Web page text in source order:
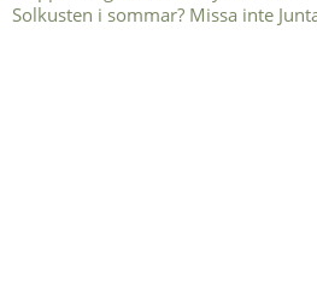
Solkusten i sommar? Missa inte